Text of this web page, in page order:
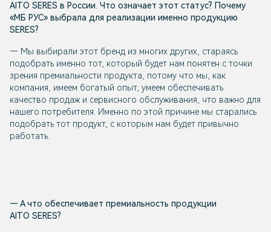
AITO SERES в России. Что означает этот статус? Почему
«МБ РУС» выбрала для реализации именно продукцию
SERES?
— Мы выбирали этот бренд из многих других, стараясь
подобрать именно тот, который будет нам понятен с точки
зрения премиальности продукта, потому что мы, как
компания, имеем богатый опыт, умеем обеспечивать
качество продаж и сервисного обслуживания, что важно для
нашего потребителя. Именно по этой причине мы старались
подобрать тот продукт, с которым нам будет привычно
работать.
— А что обеспечивает премиальность продукции
AITO SERES?